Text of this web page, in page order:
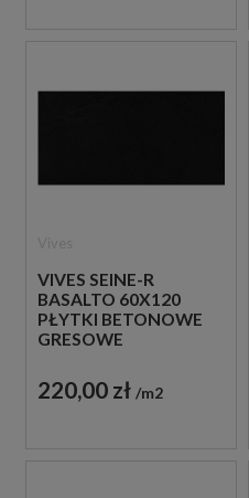
VIVES SEINE-R
BASALTO 60X120
PŁYTKI BETONOWE
GRESOWE
220,00 zł m2